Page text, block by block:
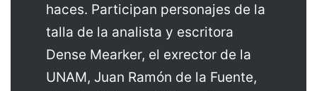
haces. Participan personajes de la
talla de la analista y escritora
Dense Mearker, el exrector de la
UNAM, Juan Ramón de la Fuente,